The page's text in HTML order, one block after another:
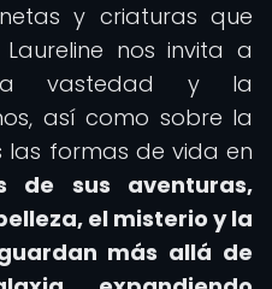
y criaturas que
nos invita a
la vastedad y la
así como sobre la
las formas de vida en
de sus aventuras,
el misterio y la
más allá de